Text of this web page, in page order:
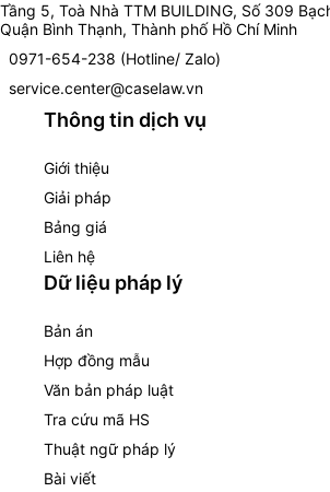
Tầng 5, Toà Nhà TTM BUILDING, Số 309
Quận Bình Thạnh, Thành phố Hồ Chí Minh
0971-654-238 (Hotline/ Zalo)
service.center@caselaw.vn
Thông tin dịch vụ
Giới thiệu
Giải pháp
Bảng giá
Liên hệ
Dữ liệu pháp lý
Bản án
Hợp đồng mẫu
Văn bản pháp luật
Tra cứu mã HS
Thuật ngữ pháp lý
Bài viết